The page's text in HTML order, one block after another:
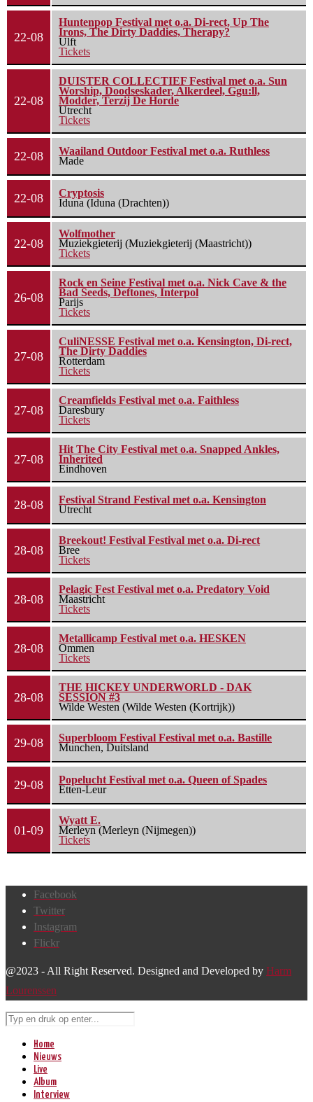
22-08
Huntenpop Festival met o.a. Di-rect, Up The
Irons, The Dirty Daddies, Therapy?
Ulft
Tickets
22-08
DUISTER COLLECTIEF Festival met o.a. Sun
Worship, Doodseskader, Alkerdeel, Ggu:ll,
Modder, Terzij De Horde
Utrecht
Tickets
22-08
Waailand Outdoor Festival met o.a. Ruthless
Made
22-08
Cryptosis
Iduna (Iduna (Drachten))
22-08
Wolfmother
Muziekgieterij (Muziekgieterij (Maastricht))
Tickets
26-08
Rock en Seine Festival met o.a. Nick Cave & the
Bad Seeds, Deftones, Interpol
Parijs
Tickets
27-08
CuliNESSE Festival met o.a. Kensington, Di-rect,
The Dirty Daddies
Rotterdam
Tickets
27-08
Creamfields Festival met o.a. Faithless
Daresbury
Tickets
27-08
Hit The City Festival met o.a. Snapped Ankles,
Inherited
Eindhoven
28-08
Festival Strand Festival met o.a. Kensington
Utrecht
28-08
Breekout! Festival Festival met o.a. Di-rect
Bree
Tickets
28-08
Pelagic Fest Festival met o.a. Predatory Void
Maastricht
Tickets
28-08
Metallicamp Festival met o.a. HESKEN
Ommen
Tickets
28-08
THE HICKEY UNDERWORLD - DAK
SESSION #3
Wilde Westen (Wilde Westen (Kortrijk))
29-08
Superbloom Festival Festival met o.a. Bastille
Munchen, Duitsland
29-08
Popelucht Festival met o.a. Queen of Spades
Etten-Leur
01-09
Wyatt E.
Merleyn (Merleyn (Nijmegen))
Tickets
Facebook
Twitter
Instagram
Flickr
@2023 - All Right Reserved. Designed and Developed by Harm
Lourenssen
Home
Nieuws
Live
Album
Interview